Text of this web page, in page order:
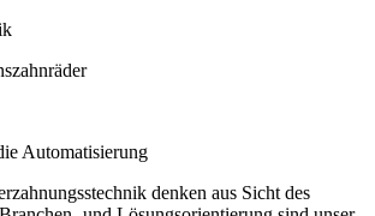
Automatisierung
denken aus Sicht des